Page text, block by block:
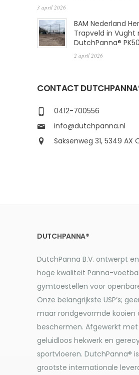
3 april 2026
BAM Nederland
Trapveld in Vught
DutchPanna®
2 april 2026
CONTACT
0412-700556
info@dutchpanna.nl
Saksenweg 31, 5349 AX
DUTCHPANNA®
DutchPanna B.V. ontwerpt
hoge kwaliteit Panna-
gymtoestellen voor
Onze belangrijkste USP’s;
maar rondgevormde kooien
beschermen. Afgewerkt
geluidloos hekwerk en
sportvloeren. DutchPanna®
grootste internationale